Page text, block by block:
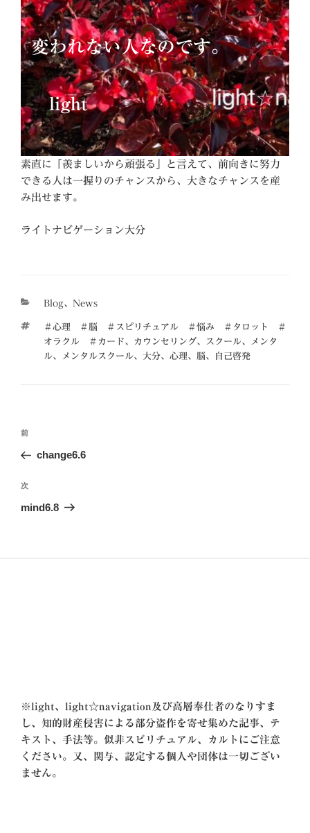
変われない人なのです。
light
素直に「羨ましいから頑張る」と言えて、前向きに努力
できる人は一握りのチャンスから、大きなチャンスを産
み出せます。
ライトナビゲーション大分
カ
ゴ
リ
ー
Blog、 News
タ
グ
＃心理 ＃脳 ＃スピリチュアル ＃悩み ＃タロット ＃
オラクル ＃カード、 カウンセリング、 スクール、
メンタ
ル、 メンタルスクール、 大分、 心理、 脳、 自己啓発
投
ビ
ゲ
前
の
稿
前
change6.6
次
の
次
mind6.8
※light、light☆navigation及び高層奉仕者のなりすま
し、知的財産侵害による部分盗作を寄せ集めた記事、テ
キスト、手法等。似非スピリチュアル、カルトにご注意
ください。又、関与、認定する個人や団体は一切ござい
ません。